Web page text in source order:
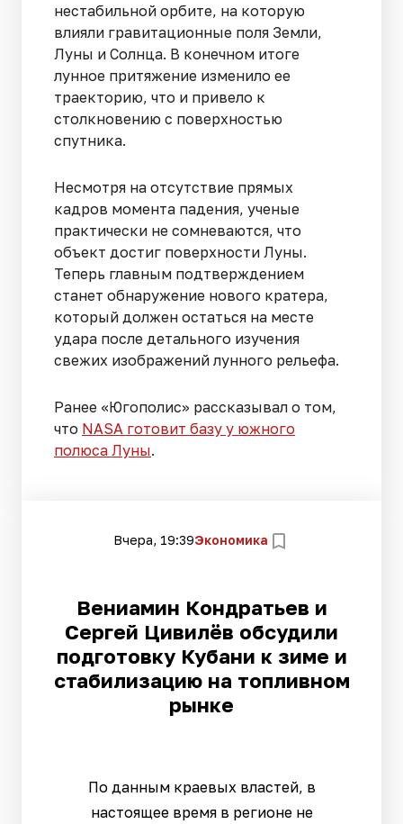
нестабильной орбите, на которую
влияли гравитационные поля Земли,
Луны и Солнца. В конечном итоге
лунное притяжение изменило ее
траекторию, что и привело к
столкновению с поверхностью
спутника.
Несмотря на отсутствие прямых
кадров момента падения, ученые
практически не сомневаются, что
объект достиг поверхности Луны.
Теперь главным подтверждением
станет обнаружение нового кратера,
который должен остаться на месте
удара после детального изучения
свежих изображений лунного рельефа.
Ранее «Югополис» рассказывал о том,
что NASA готовит базу у южного
полюса Луны.
Вчера, 19:39Экономика
Вениамин Кондратьев и
Сергей Цивилёв обсудили
подготовку Кубани к зиме и
стабилизацию на топливном
рынке
По данным краевых властей, в
настоящее время в регионе не